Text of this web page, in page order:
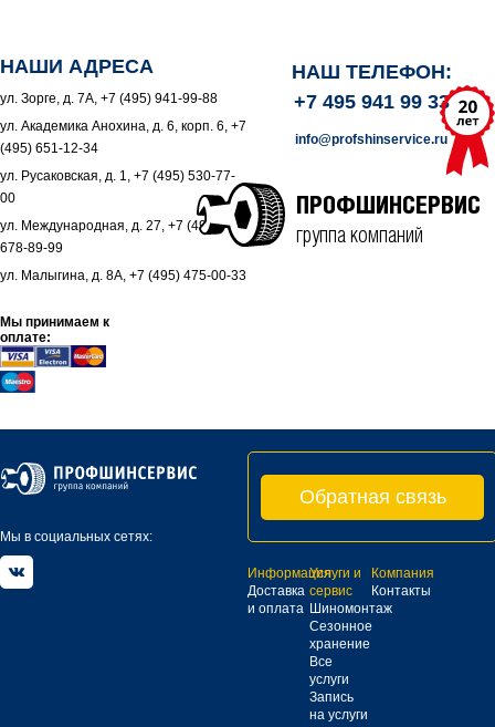
НАШИ АДРЕСА
ул. Зорге, д. 7А, +7 (495) 941-99-88
ул. Академика Анохина, д. 6, корп. 6, +7
(495) 651-12-34
ул. Русаковская, д. 1, +7 (495) 530-77-
00
ул. Международная, д. 27, +7 (495)
678-89-99
ул. Малыгина, д. 8А, +7 (495) 475-00-33
Мы принимаем к
оплате:
НАШ ТЕЛЕФОН:
+7 495 941 99 33
info@profshinservice.ru
ПРОФШИНСЕРВИС
группа компаний
Мы в социальных сетях:
Обратная связь
Информация
Доставка
и оплата
Услуги и
сервис
Шиномонтаж
Сезонное
хранение
Все
услуги
Запись
на услуги
Компания
Контакты